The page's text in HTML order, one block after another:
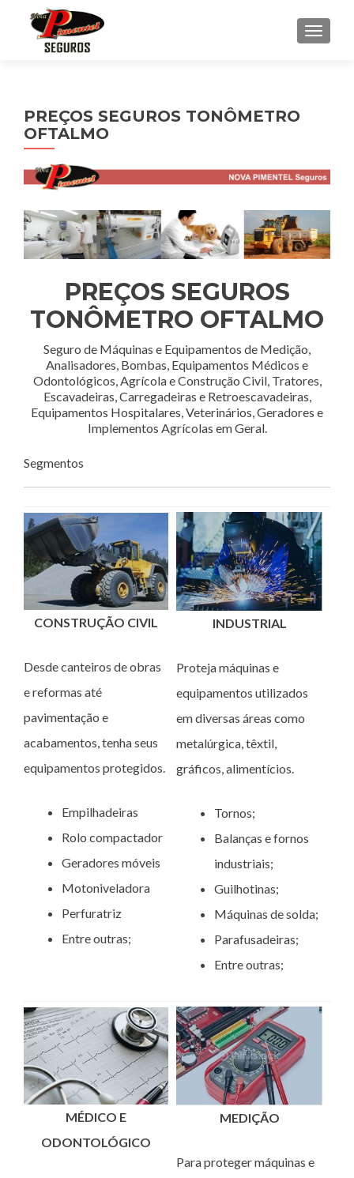
PREÇOS SEGUROS TONÔMETRO
OFTALMO
PREÇOS SEGUROS
TONÔMETRO OFTALMO
Seguro de Máquinas e Equipamentos de Medição,
Analisadores, Bombas, Equipamentos Médicos e
Odontológicos, Agrícola e Construção Civil, Tratores,
Escavadeiras, Carregadeiras e Retroescavadeiras,
Equipamentos Hospitalares, Veterinários, Geradores e
Implementos Agrícolas em Geral.
Segmentos
CONSTRUÇÃO CIVIL
Desde canteiros de obras
e reformas até
pavimentação e
acabamentos, tenha seus
equipamentos protegidos.
Empilhadeiras
Rolo compactador
Geradores móveis
Motoniveladora
Perfuratriz
Entre outras;
INDUSTRIAL
Proteja máquinas e
equipamentos utilizados
em diversas áreas como
metalúrgica, têxtil,
gráficos, alimentícios.
Tornos;
Balanças e fornos
industriais;
Guilhotinas;
Máquinas de solda;
Parafusadeiras;
Entre outras;
MÉDICO E
ODONTOLÓGICO
MEDIÇÃO
Para proteger máquinas e